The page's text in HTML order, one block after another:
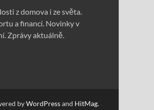
z domova i ze světa.
a financí. Novinky v
Zprávy aktuálně.
byWordPressand HitMag.